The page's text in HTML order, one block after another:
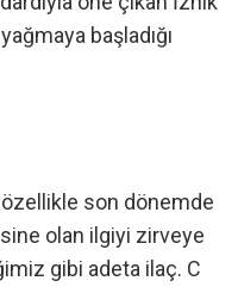
başladığı
özellikle son dönemde
olan ilgiyi zirveye
gibi adeta ilaç. C